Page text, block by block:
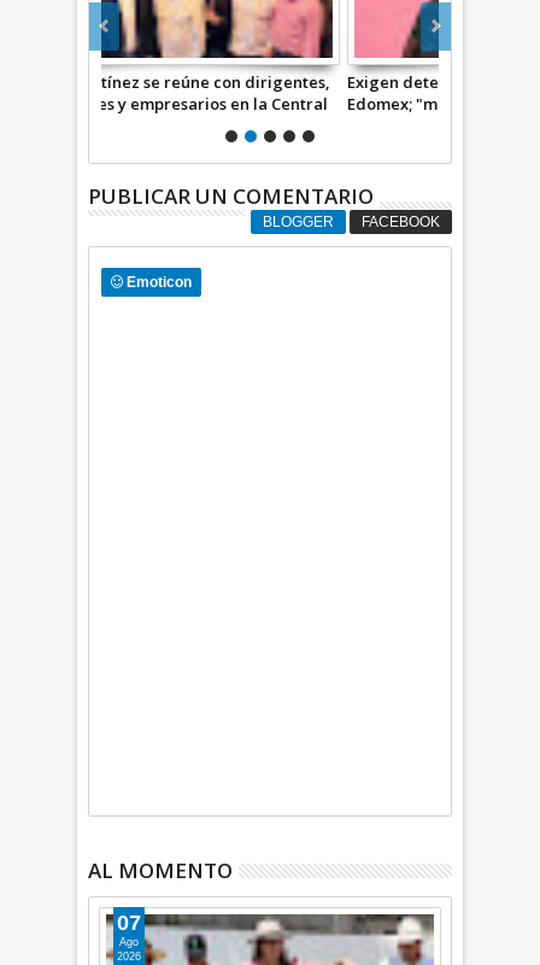
Exigen detener extorsión a alcaldes del
Edomex; "municipales, hacerse
corresponsables"
PUBLICAR UN COMENTARIO
BLOGGER FACEBOOK
Emoticon
AL MOMENTO
07
Ago
2026